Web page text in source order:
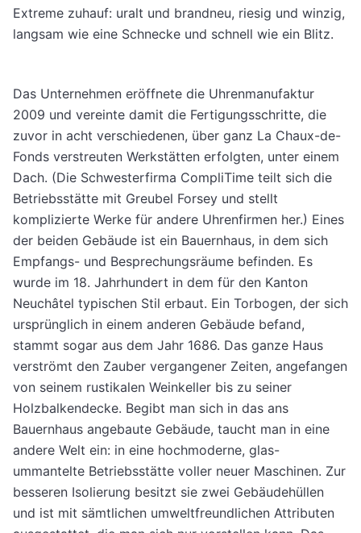
Extreme zuhauf: uralt und brandneu, riesig und winzig,
langsam wie eine Schnecke und schnell wie ein Blitz.
Das Unternehmen eröffnete die Uhrenmanufaktur
2009 und vereinte damit die Fertigungsschritte, die
zuvor in acht verschiedenen, über ganz La Chaux-de-
Fonds verstreuten Werkstätten erfolgten, unter einem
Dach. (Die Schwesterfirma CompliTime teilt sich die
Betriebsstätte mit Greubel Forsey und stellt
komplizierte Werke für andere Uhrenfirmen her.) Eines
der beiden Gebäude ist ein Bauernhaus, in dem sich
Empfangs- und Besprechungsräume befinden. Es
wurde im 18. Jahrhundert in dem für den Kanton
Neuchâtel typischen Stil erbaut. Ein Torbogen, der sich
ursprünglich in einem anderen Gebäude befand,
stammt sogar aus dem Jahr 1686. Das ganze Haus
verströmt den Zauber vergangener Zeiten, angefangen
von seinem rustikalen Weinkeller bis zu seiner
Holzbalkendecke. Begibt man sich in das ans
Bauernhaus angebaute Gebäude, taucht man in eine
andere Welt ein: in eine hochmoderne, glas-
ummantelte Betriebsstätte voller neuer Maschinen. Zur
besseren Isolierung besitzt sie zwei Gebäudehüllen
und ist mit sämtlichen umweltfreundlichen Attributen